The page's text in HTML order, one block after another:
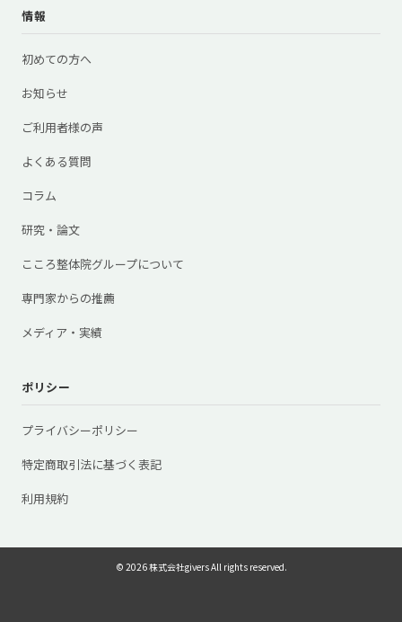
情報
初めての方へ
お知らせ
ご利用者様の声
よくある質問
コラム
研究・論文
こころ整体院グループについて
専門家からの推薦
メディア・実績
ポリシー
プライバシーポリシー
特定商取引法に基づく表記
利用規約
© 2026 株式会社givers All rights reserved.